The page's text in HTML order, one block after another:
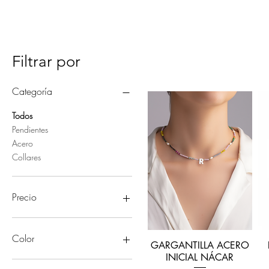
Filtrar por
Categoría
Todos
Pendientes
Acero
Collares
Precio
12 €
Color
GARGANTILLA ACERO
INICIAL NÁCAR